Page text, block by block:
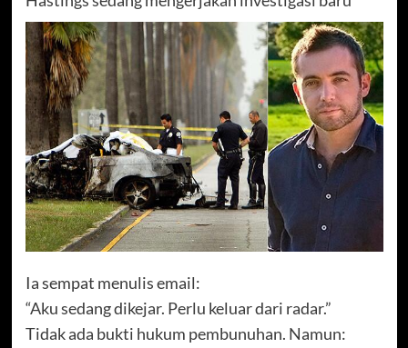
Ia sempat menulis email:
“Aku sedang dikejar. Perlu keluar dari radar.”
Tidak ada bukti hukum pembunuhan. Namun: